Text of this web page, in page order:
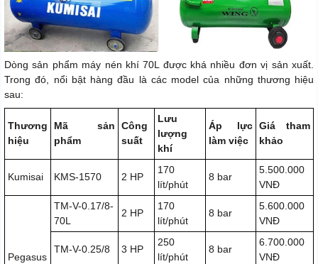
Dòng sản phẩm máy nén khí 70L được khá nhiều đơn vị sản xuất.
Trong đó, nổi bật hàng đầu là các model của những thương hiệu
sau:
Thương
hiệu
Mã sản
phẩm
Công
suất
Lưu
lượng
khí
Áp lực
làm việc
Giá tham
khảo
Kumisai KMS-1570 2 HP
170
lít/phút
8 bar
5.500.000
VNĐ
Pegasus
TM-V-0.17/8-
70L
2 HP
170
lít/phút
8 bar
5.600.000
VNĐ
TM-V-0.25/8 3 HP
250
lít/phút
8 bar
6.700.000
VNĐ